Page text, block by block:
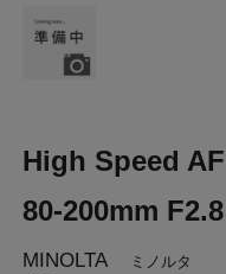
High Speed
80-200mm
MINOLTA ミノルタ